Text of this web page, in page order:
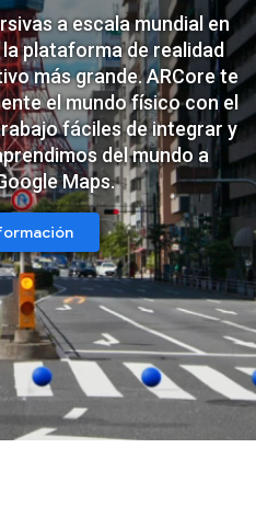
a escala mundial en
plataforma de realidad
más grande. ARCore te
el mundo físico con el
fáciles de integrar y
del mundo a
Maps.